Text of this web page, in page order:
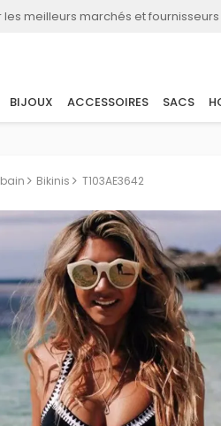
les meilleurs marchés et
BIJOUX ACCESSOIRES SACS
Bikinis T103AE3642